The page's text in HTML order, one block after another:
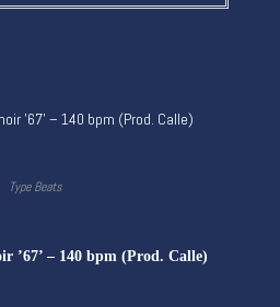
Type Beats
’67’ – 140 bpm (Prod. Calle)